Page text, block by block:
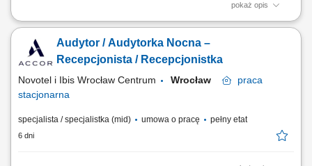
pokaż opis
Twoja misja Obsługa rezerwacji: kompleksowe przetwarzanie zapytań i
przez systemy rezerwacyjne). Aktywna sprzedaż: prezentowanie oferty
hotelu, dopasowywanie jej do potrzeb klientów oraz dbanie o
Audytor / Audytorka Nocna –
Recepcjonista / Recepcjonistka
Novotel i Ibis Wrocław Centrum Wrocław
praca
stacjonarna
specjalista / specjalistka (mid) umowa o pracę pełny etat
6 dni